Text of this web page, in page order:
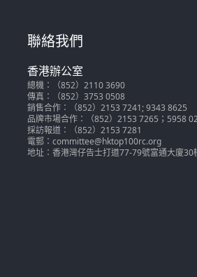
聯絡我們
香港辦公室
總機：（852）2110 3690
傳真：（852）3753 0508
銷售合作：（852）2153 7241; 9343 8625
品牌市場合作：（852）2153 7265；5958
採訪報道：（852）2153 7281
電郵：committee@hktop100rc.org
地址：香港灣仔告士打道77-79號富通大廈30